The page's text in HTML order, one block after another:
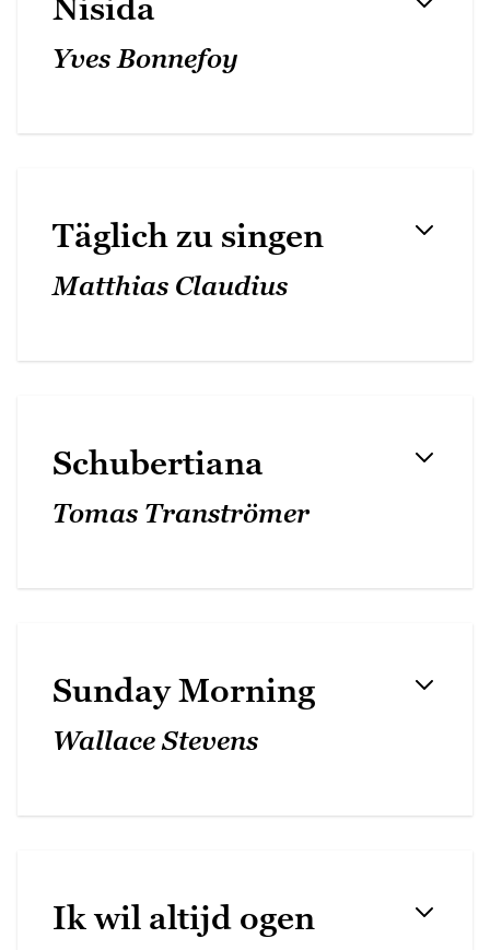
Nisida
Yves Bonnefoy
Täglich zu singen
Matthias Claudius
Schubertiana
Tomas Tranströmer
Sunday Morning
Wallace Stevens
Ik wil altijd ogen